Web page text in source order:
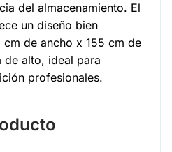
del almacenamiento. El
un diseño bien
de ancho x 155 cm de
alto, ideal para
profesionales.